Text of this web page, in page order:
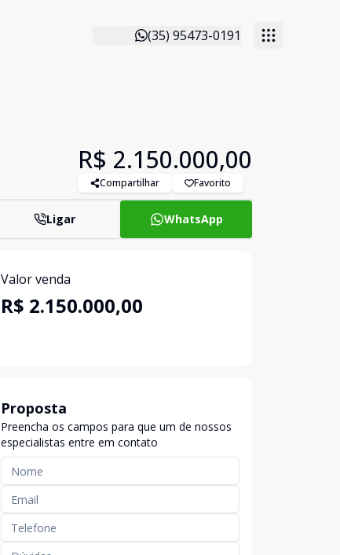
(35) 95473-0191
R$ 2.150.000,00
Compartilhar Favorito
Ligar WhatsApp
Valor venda
R$ 2.150.000,00
Proposta
Preencha os campos para que um de nossos
especialistas entre em contato